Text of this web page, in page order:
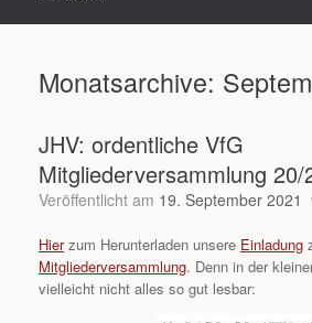
Monatsarchive:
JHV: ordentliche VfG
Mitgliederversammlung 20/
Veröffentlicht am 19. September 2021
Hierzum Herunterladen unsere Einladung
Mitgliederversammlung. Denn in der
vielleicht nicht alles so gut lesbar: